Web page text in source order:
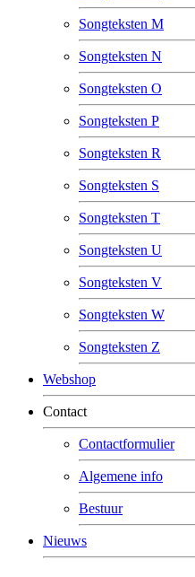
Songteksten M
Songteksten N
Songteksten O
Songteksten P
Songteksten R
Songteksten S
Songteksten T
Songteksten U
Songteksten V
Songteksten W
Songteksten Z
Webshop
Contact
Contactformulier
Algemene info
Bestuur
Nieuws